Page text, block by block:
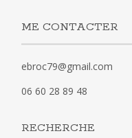
ME CONTACTER
ebroc79@gmail.com
06 60 28 89 48
RECHERCHE